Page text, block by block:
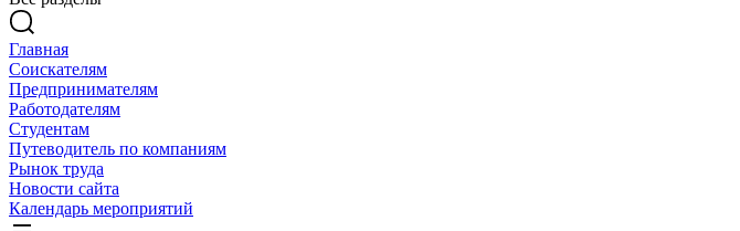
Главная
Соискателям
Предпринимателям
Работодателям
Студентам
Путеводитель по компаниям
Рынок труда
Новости сайта
Календарь мероприятий